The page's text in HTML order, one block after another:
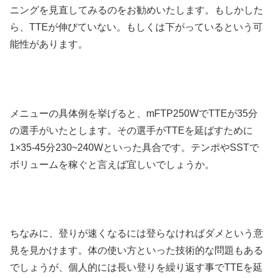
ニングを見直してみるのをお勧めいたします。もしかした
ら、TTEが伸びていない。もしくは下がっているという可
能性があります。
メニューの具体例を挙げると、mFTP250WでTTEが35分
の選手がいたとします。その選手がTTEを延ばすために
1×35-45分230~240Wといった具合です。テンポやSSTで
ボリュームを稼ぐと言えば宜しいでしょうか。
ちなみに、登りが速くなるには登らなければダメという意
見を見かけます。体の使い方といった技術的な問題もある
でしょうが、個人的には長い登りを繰り返す事でTTEを延